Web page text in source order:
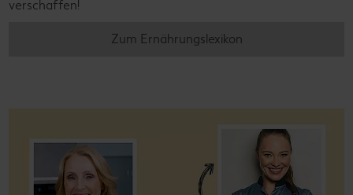
verschaffen!
Zum Ernährungslexikon